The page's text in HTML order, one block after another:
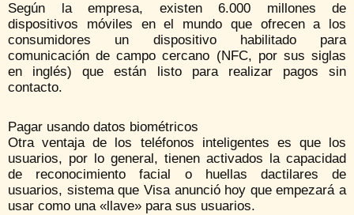
Según la empresa, existen 6.000 millones de
dispositivos móviles en el mundo que ofrecen a los
consumidores un dispositivo habilitado para
comunicación de campo cercano (NFC, por sus siglas
en inglés) que están listo para realizar pagos sin
contacto.
Pagar usando datos biométricos
Otra ventaja de los teléfonos inteligentes es que los
usuarios, por lo general, tienen activados la capacidad
de reconocimiento facial o huellas dactilares de
usuarios, sistema que Visa anunció hoy que empezará a
usar como una «llave» para sus usuarios.